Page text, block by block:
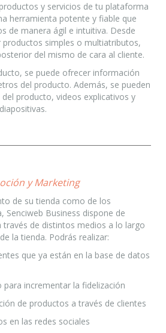
y servicios de tu plataforma
herramienta potente y fiable que
de manera ágil e intuitiva. Desde
productos simples o multiatributos,
del mismo de cara al cliente.
se puede ofrecer información
del producto. Además, se pueden
producto, videos explicativos y
y Marketing
de su tienda como de los
Senciweb Business dispone de
través de distintos medios a lo largo
la tienda. Podrás realizar:
que ya están en la base de datos
para incrementar la fidelización
de productos a través de clientes
en las redes sociales